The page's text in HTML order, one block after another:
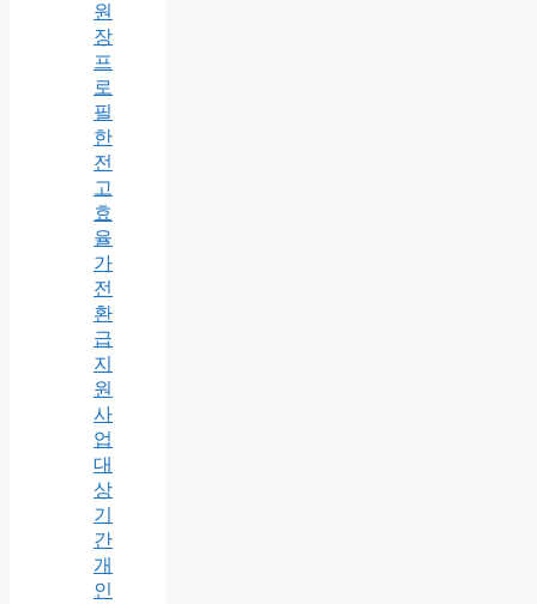
원
장
프
로
필
한
전
고
효
율
가
전
환
급
지
원
사
업
대
상
기
간
개
인